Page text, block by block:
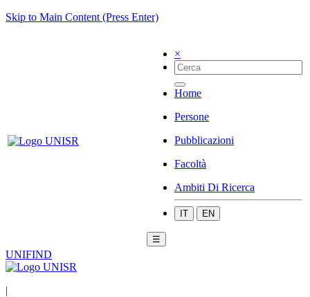
Skip to Main Content (Press Enter)
×
Home
Persone
Pubblicazioni
Facoltà
Ambiti Di Ricerca
IT EN
☰
UNIFIND
|